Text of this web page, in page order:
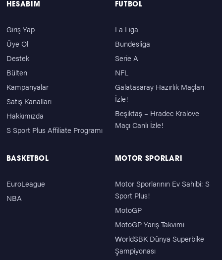
HESABIM
Giriş Yap
Üye Ol
Destek
Bülten
Kampanyalar
Satış Kanalları
Hakkımızda
S Sport Plus Affiliate Programı
FUTBOL
La Liga
Bundesliga
Serie A
NFL
Galatasaray Hazırlık Maçları
İzle!
Beşiktaş – Hradec Kralove
Maçı Canlı İzle!
BASKETBOL
EuroLeague
NBA
MOTOR SPORLARI
Motor Sporlarının Ev Sahibi: S
Sport Plus!
MotoGP
MotoGP Yarış Takvimi
WorldSBK Dünya Superbike
Şampiyonası